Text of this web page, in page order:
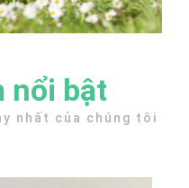
nổi bật
nhất của chúng tôi